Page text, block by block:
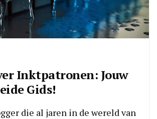
Inktpatronen: Jouw
Gids!
die al jaren in de wereld van